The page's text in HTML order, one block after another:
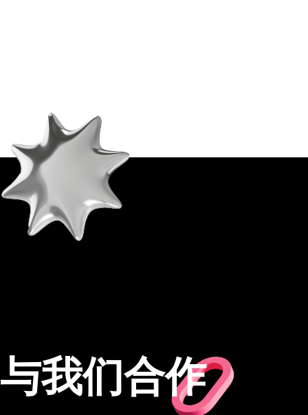
与我们合作